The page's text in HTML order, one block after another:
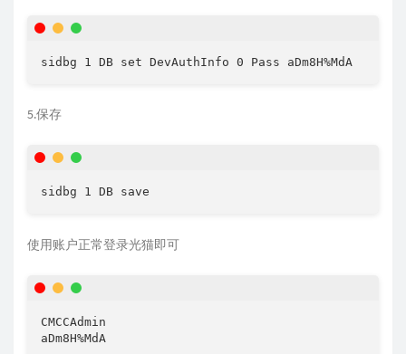
5.保存
使用账户正常登录光猫即可
CMCCAdmin
aDm8H%MdA